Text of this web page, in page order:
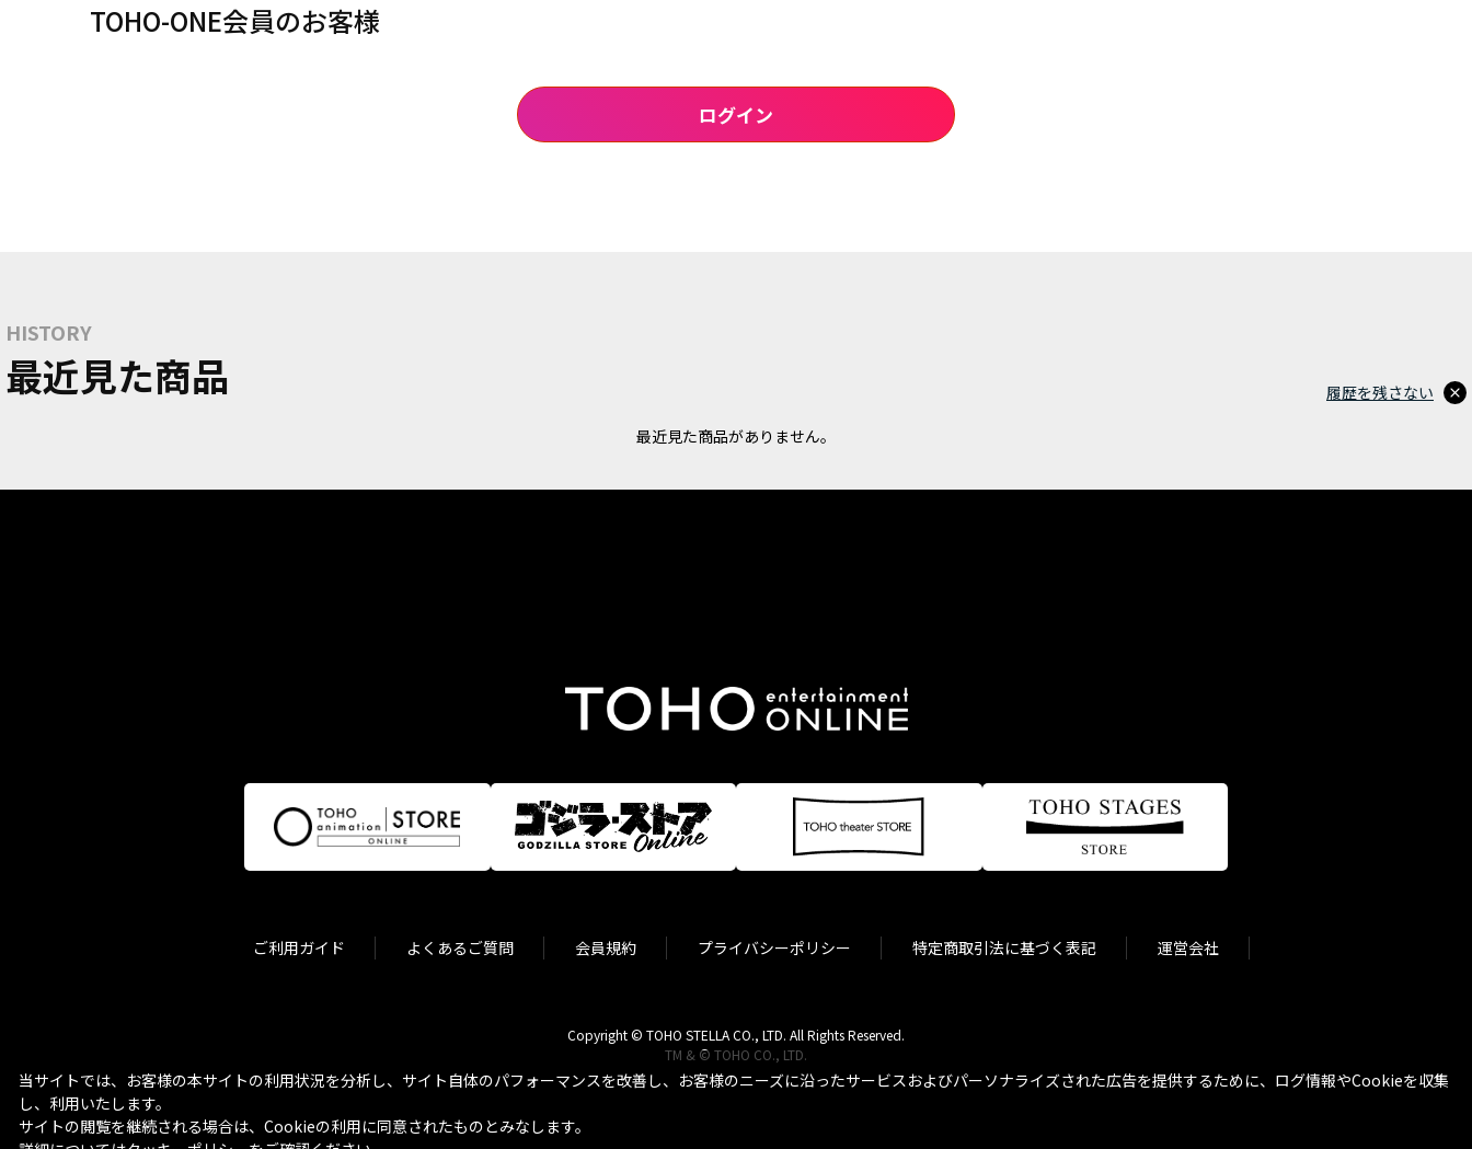
TOHO-ONE会員のお客様
HISTORY
最近見た商品
最近見た商品がありません。
履歴を残さない
ご利用ガイド よくあるご質問 会員規約 プライバシーポリシー 特定商取引法に基づく表記 運営会社
Copyright © TOHO STELLA CO., LTD. All Rights Reserved.
TM & © TOHO CO., LTD.
当サイトでは、お客様の本サイトの利用状況を分析し、サイト自体のパフォーマンスを改善し、お客様のニーズに沿ったサービスおよびパーソナライズされた広告を提供するために、ログ情報やCookieを収集
し、利用いたします。
サイトの閲覧を継続される場合は、Cookieの利用に同意されたものとみなします。